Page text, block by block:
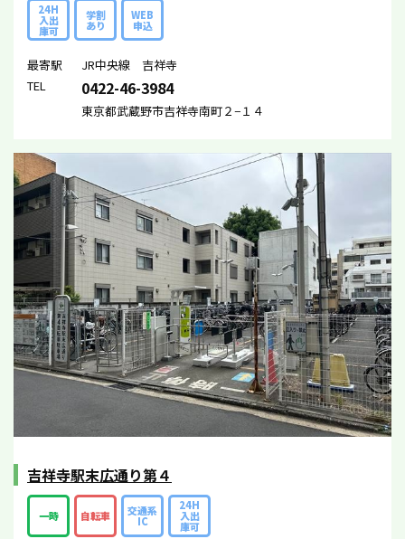
24H
入出
庫可
学割
あり
WEB
申込
最寄駅
JR中央線 吉祥寺
TEL
0422-46-3984
東京都武蔵野市吉祥寺南町２−１４
吉祥寺駅末広通り第４
一時 自転車 交通系
IC
24H
入出
庫可